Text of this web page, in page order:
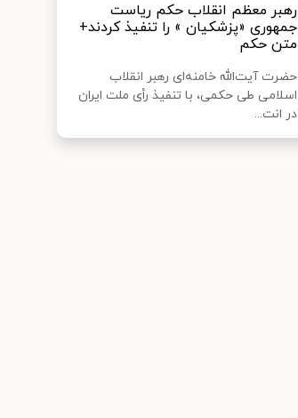
رهبر معظم انقلاب حکم ریاست
جمهوری «پزشکیان » را تنفیذ کردند+
متن حکم
حضرت آیت‌الله خامنه‌ای رهبر انقلاب
اسلامی طی حکمی، با تنفیذ رأی ملت ایران
در انت...